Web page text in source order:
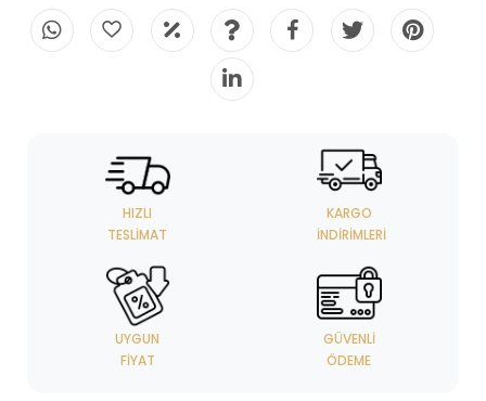
HIZLI
TESLIMAT
KARGO
İNDIRIMLERI
UYGUN
FIYAT
GÜVENLI
ÖDEME